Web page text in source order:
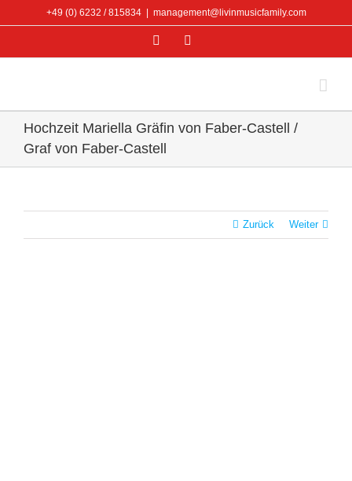
Inhalt
+49 (0) 6232 / 815834 management@livinmusicfamily.com
Facebook
Hochzeit Mariella Gräfin von Faber-Castell /
Graf von Faber-Castell
Zurück Weiter